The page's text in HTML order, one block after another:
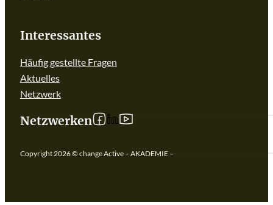
Interessantes
Häufig gestellte Fragen
Aktuelles
Netzwerk
Netzwerken Follow us on Facebook
Follow us on linkedIn
Follow us on YouTube
Copyright 2026 © change Active – AKADEMIE –